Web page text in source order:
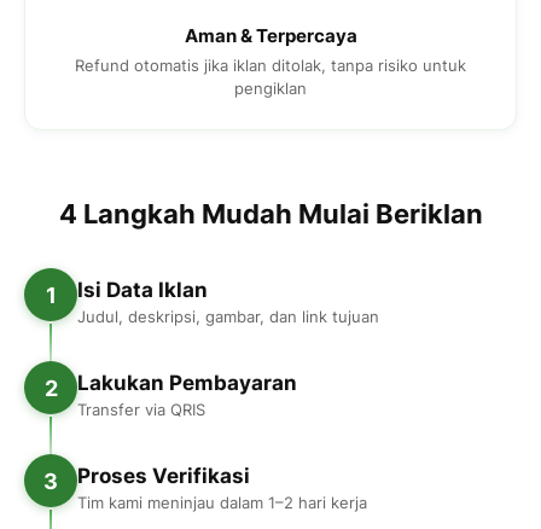
Aman & Terpercaya
Refund otomatis jika iklan ditolak, tanpa risiko untuk
pengiklan
4 Langkah Mudah Mulai Beriklan
1 Isi Data Iklan
Judul, deskripsi, gambar, dan link tujuan
2 Lakukan Pembayaran
Transfer via QRIS
3 Proses Verifikasi
Tim kami meninjau dalam 1–2 hari kerja